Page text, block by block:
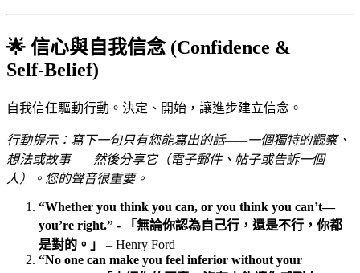
🌟 信心與自我信念 (Confidence &
Self‑Belief)
自我信任驅動行動。決定、開始，讓進步建立信念。
行動提示：寫下一句只有您能寫出的話——一個獨特的觀察、
想法或故事——然後分享它（電子郵件、帖子或告訴一個
人）。您的聲音很重要。
“Whether you think you can, or you think you can’t—
you’re right.” - 「無論你認為自己行，還是不行，你都
是對的。」
– Henry Ford
“No one can make you feel inferior without your